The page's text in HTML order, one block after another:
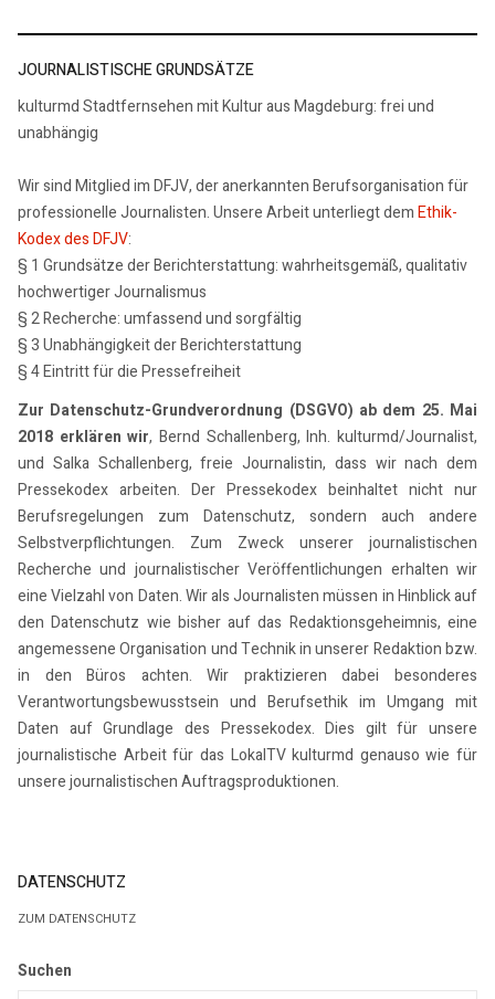
JOURNALISTISCHE GRUNDSÄTZE
kulturmd Stadtfernsehen mit Kultur aus Magdeburg: frei und
unabhängig
Wir sind Mitglied im DFJV, der anerkannten Berufsorganisation für
professionelle Journalisten. Unsere Arbeit unterliegt demEthik-
Kodex des DFJV:
§ 1 Grundsätze der Berichterstattung: wahrheitsgemäß, qualitativ
hochwertiger Journalismus
§ 2 Recherche: umfassend und sorgfältig
§ 3 Unabhängigkeit der Berichterstattung
§ 4 Eintritt für die Pressefreiheit
Zur Datenschutz-Grundverordnung (DSGVO) ab dem 25. Mai
2018 erklären wir, Bernd Schallenberg, Inh. kulturmd/Journalist,
und Salka Schallenberg, freie Journalistin, dass wir nach dem
Pressekodex arbeiten. Der Pressekodex beinhaltet nicht nur
Berufsregelungen zum Datenschutz, sondern auch andere
Selbstverpflichtungen. Zum Zweck unserer journalistischen
Recherche und journalistischer Veröffentlichungen erhalten wir
eine Vielzahl von Daten. Wir als Journalisten müssen in Hinblick auf
den Datenschutz wie bisher auf das Redaktionsgeheimnis, eine
angemessene Organisation und Technik in unserer Redaktion bzw.
in den Büros achten. Wir praktizieren dabei besonderes
Verantwortungsbewusstsein und Berufsethik im Umgang mit
Daten auf Grundlage des Pressekodex. Dies gilt für unsere
journalistische Arbeit für das LokalTV kulturmd genauso wie für
unsere journalistischen Auftragsproduktionen.
DATENSCHUTZ
ZUM DATENSCHUTZ
Suchen